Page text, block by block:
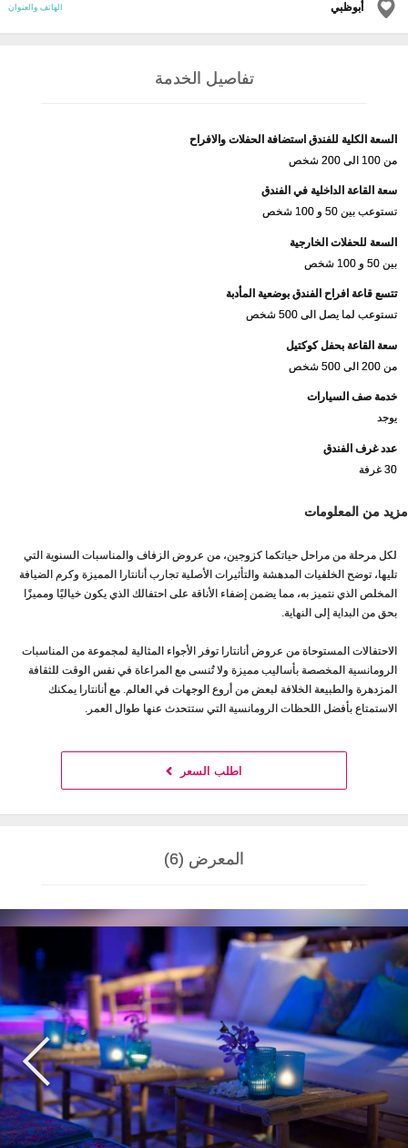
أبوظبي الهاتف والعنوان
تفاصيل الخدمة
السعة الكلية للفندق استضافة الحفلات والافراح
من 100 الى 200 شخص
سعة القاعة الداخلية في الفندق
تستوعب بين 50 و 100 شخص
السعة للحفلات الخارجية
بين 50 و 100 شخص
تتسع قاعة افراح الفندق بوضعية المأدبة
تستوعب لما يصل الى 500 شخص
سعة القاعة بحفل كوكتيل
من 200 الى 500 شخص
خدمة صف السيارات
يوجد
عدد غرف الفندق
30 غرفة
مزيد من المعلومات
لكل مرحلة من مراحل حياتكما كزوجين، من عروض الزفاف والمناسبات السنوية التي
تليها، توضح الخلفيات المدهشة والتأثيرات الأصلية تجارب أنانتارا المميزة وكرم الضيافة
المخلص الذي نتميز به، مما يضمن إضفاء الأناقة على احتفالك الذي يكون خياليًا ومميزًا
بحق من البداية إلى النهاية.
الاحتفالات المستوحاة من عروض أنانتارا توفر الأجواء المثالية لمجموعة من المناسبات
الرومانسية المخصصة بأساليب مميزة ولا تُنسى مع المراعاة في نفس الوقت للثقافة
المزدهرة والطبيعة الخلافة لبعض من أروع الوجهات في العالم. مع أنانتارا يمكنك
الاستمتاع بأفضل اللحظات الرومانسية التي ستتحدث عنها طوال العمر.
اطلب السعر
المعرض (6)